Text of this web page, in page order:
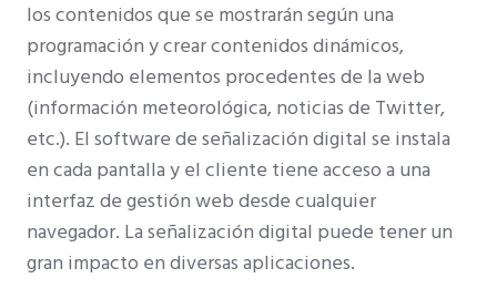
los contenidos que se mostrarán según una
programación y crear contenidos dinámicos,
incluyendo elementos procedentes de la web
(información meteorológica, noticias de Twitter,
etc.). El software de señalización digital se instala
en cada pantalla y el cliente tiene acceso a una
interfaz de gestión web desde cualquier
navegador. La señalización digital puede tener un
gran impacto en diversas aplicaciones.